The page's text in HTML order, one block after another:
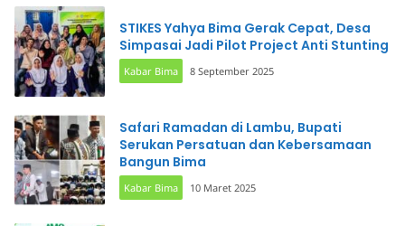
STIKES Yahya Bima Gerak Cepat, Desa
Simpasai Jadi Pilot Project Anti Stunting
Kabar Bima 8 September 2025
Safari Ramadan di Lambu, Bupati
Serukan Persatuan dan Kebersamaan
Bangun Bima
Kabar Bima 10 Maret 2025